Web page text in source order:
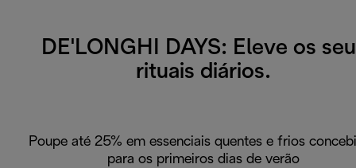
DE'LONGHI DAYS: Eleve os
rituais diários.
Poupe até 25% em essenciais quentes e frios
para os primeiros dias de verão